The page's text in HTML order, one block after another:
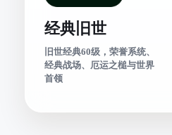
经典旧世
旧世经典60级，荣誉系统、
经典战场、厄运之槌与世界
首领